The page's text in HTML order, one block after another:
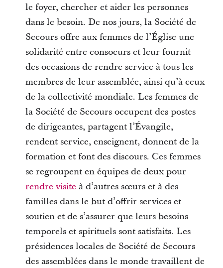
le foyer, chercher et aider les personnes
dans le besoin. De nos jours, la Société de
Secours offre aux femmes de l’Église une
solidarité entre consoeurs et leur fournit
des occasions de rendre service à tous les
membres de leur assemblée, ainsi qu’à ceux
de la collectivité mondiale. Les femmes de
la Société de Secours occupent des postes
de dirigeantes, partagent l’Évangile,
rendent service, enseignent, donnent de la
formation et font des discours. Ces femmes
se regroupent en équipes de deux pour
rendre visite à d’autres sœurs et à des
familles dans le but d’offrir services et
soutien et de s’assurer que leurs besoins
temporels et spirituels sont satisfaits. Les
présidences locales de Société de Secours
des assemblées dans le monde travaillent de